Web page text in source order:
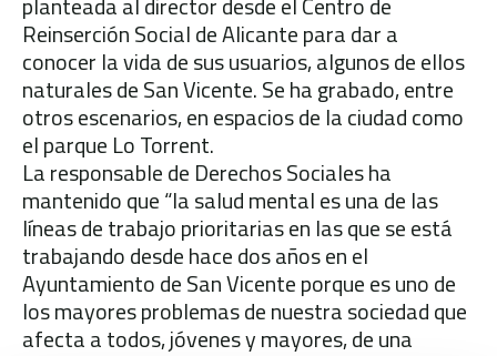
Reinserción Social de Alicante para dar a
conocer la vida de sus usuarios, algunos de ellos
naturales de San Vicente. Se ha grabado, entre
otros escenarios, en espacios de la ciudad como
el parque Lo Torrent.
La responsable de Derechos Sociales ha
mantenido que “la salud mental es una de las
líneas de trabajo prioritarias en las que se está
trabajando desde hace dos años en el
Ayuntamiento de San Vicente porque es uno de
los mayores problemas de nuestra sociedad que
afecta a todos, jóvenes y mayores, de una